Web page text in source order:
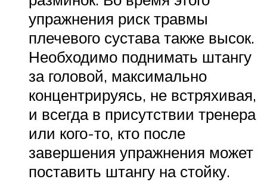
упражнения риск травмы
плечевого сустава также высок.
Необходимо поднимать штангу
за головой, максимально
концентрируясь, не встряхивая,
и всегда в присутствии тренера
или кого-то, кто после
завершения упражнения может
поставить штангу на стойку.